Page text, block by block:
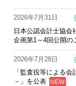
2026年7月31日
日本公認会計士協会
企画第1～4回公開の
2026年7月28日
「監査役等による
－」を公表